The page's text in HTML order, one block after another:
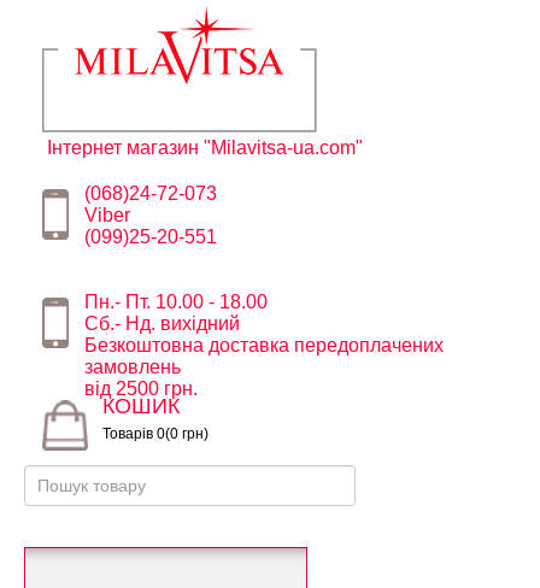
Інтернет магазин "Milavitsa-ua.com"
(068)24-72-073
Viber
(099)25-20-551
Пн.- Пт. 10.00 - 18.00
Сб.- Нд. вихідний
Безкоштовна доставка передоплачених
замовлень
від 2500 грн.
КОШИК
Товарів 0(0 грн)